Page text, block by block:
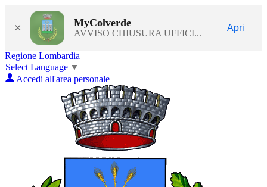
× MyColverde
AVVISO CHIUSURA UFFICI...
Apri
Regione Lombardia
Select Language ▼
Accedi all'area personale